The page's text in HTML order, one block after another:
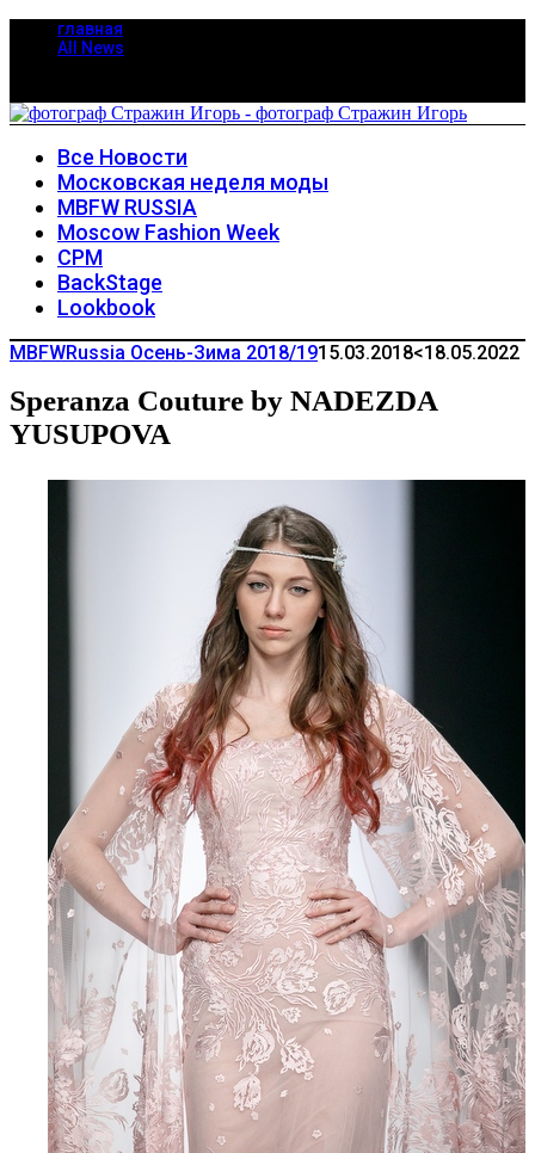
главная
All News
Все Новости
Московская неделя моды
MBFW RUSSIA
Moscow Fashion Week
CPM
BackStage
Lookbook
MBFWRussia Осень-Зима 2018/1915.03.2018<18.05.2022
Speranza Couture by NADEZDA
YUSUPOVA